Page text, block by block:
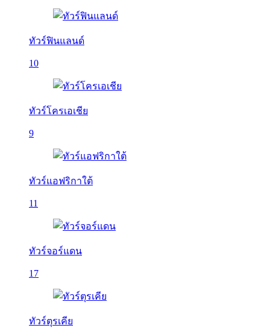
ทัวร์ฟินแลนด์
10
ทัวร์โครเอเชีย
9
ทัวร์แอฟริกาใต้
11
ทัวร์จอร์แดน
17
ทัวร์ตุรเคีย